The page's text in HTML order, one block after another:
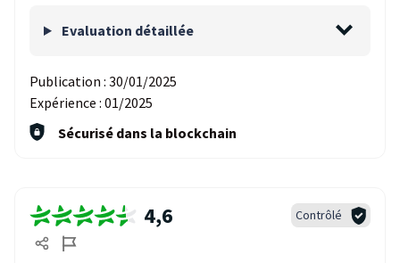
Evaluation détaillée
Publication : 30/01/2025
Expérience : 01/2025
Sécurisé dans la blockchain
4,6 Contrôlé